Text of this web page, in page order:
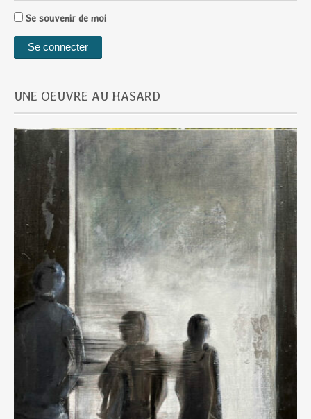
Se souvenir de moi
UNE OEUVRE AU HASARD